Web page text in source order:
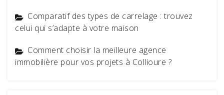
Comparatif des types de carrelage : trouvez
celui qui s’adapte à votre maison
Comment choisir la meilleure agence
immobilière pour vos projets à Collioure ?